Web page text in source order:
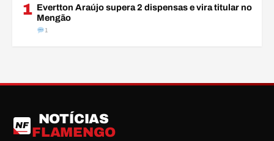
1 Evertton Araújo supera 2 dispensas e vira titular no
Mengão
1
NF
NOTÍCIAS
FLAMENGO